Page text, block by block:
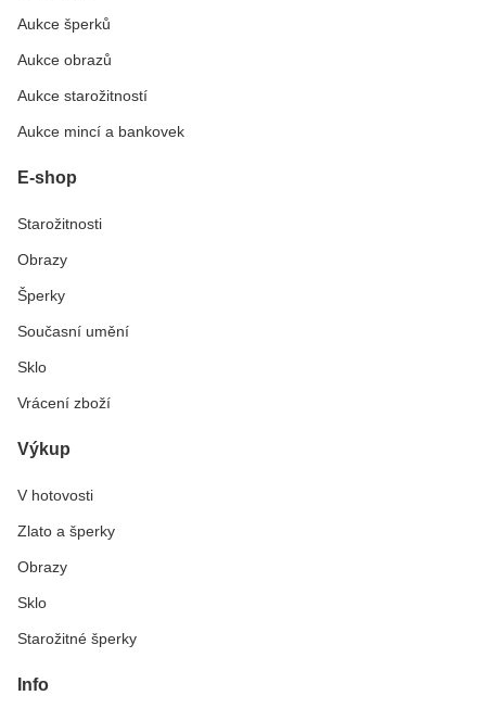
Aukce šperků
Aukce obrazů
Aukce starožitností
Aukce mincí a bankovek
E-shop
Starožitnosti
Obrazy
Šperky
Současní umění
Sklo
Vrácení zboží
Výkup
V hotovosti
Zlato a šperky
Obrazy
Sklo
Starožitné šperky
Info